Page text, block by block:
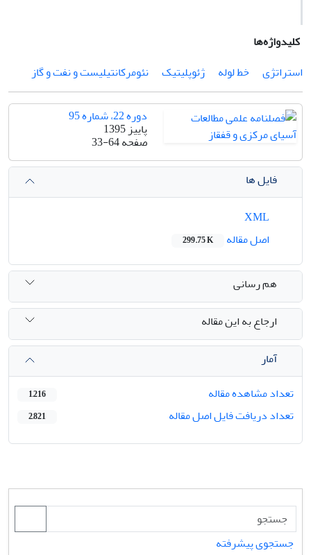
کلیدواژه‌ها
استراتژی
خط لوله ژئوپلیتیک نئومرکانتیلیست و نفت و گاز
دوره 22، شماره 95
پاییز 1395
صفحه33-64
فایل ها
اصل مقاله
299.75 K
هم رسانی
ارجاع به این مقاله
آمار
تعداد مشاهده مقاله
1,216
تعداد دریافت فایل اصل مقاله 2,821
جستجوی پیشرفته